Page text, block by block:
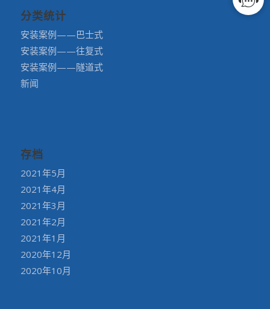
分类统计
安装案例——巴士式
安装案例——往复式
安装案例——隧道式
新闻
存档
2021年5月
2021年4月
2021年3月
2021年2月
2021年1月
2020年12月
2020年10月